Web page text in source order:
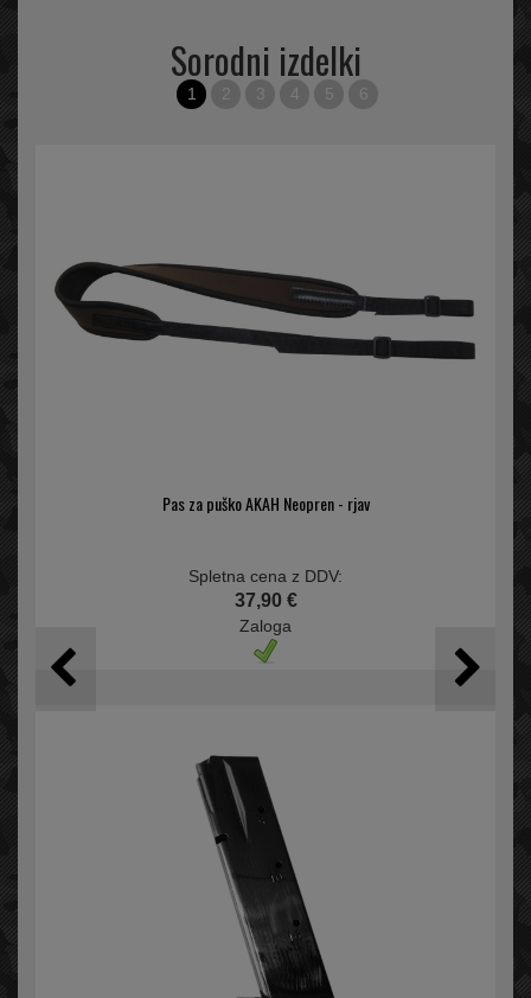
Sorodni izdelki
1 2 3 4 5 6
Pas za puško AKAH Neopren - rjav
Spletna cena z DDV:
37,90 €
Zaloga